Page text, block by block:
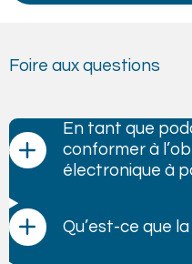
Foire aux questions
En tant que
conformer à
électronique à
Qu’est-ce que